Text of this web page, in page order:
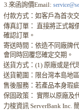
3.來函詢價Email:
付款方式：如客戶為首次
傳真訂單： 直接將正式報
確認訂單。
寄送時間：依造不同廠牌
會同時回覆您確定交期。
送貨方式：(1) 原廠或是代
送貨範圍：限台灣本島地
售後服務：若產品本身瑕
保固政策： 實際以原廠及
力梭資訊 ServerBank Inc.